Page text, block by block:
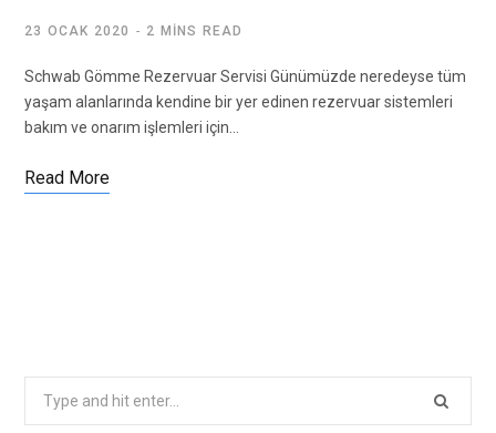
23 OCAK 2020 2 MINS READ
Schwab Gömme Rezervuar Servisi Günümüzde neredeyse tüm
yaşam alanlarında kendine bir yer edinen rezervuar sistemleri
bakım ve onarım işlemleri için…
Read More